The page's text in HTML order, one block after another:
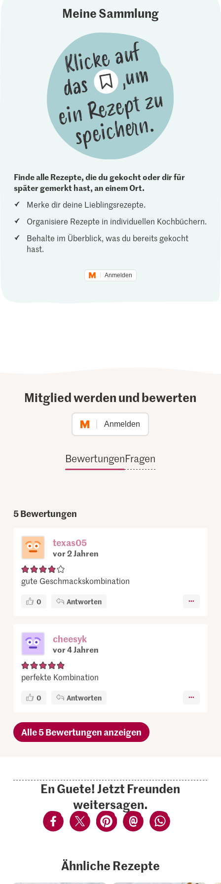
Meine Sammlung
Finde alle Rezepte, die du gekocht oder dir für
später gemerkt hast, an einem Ort.
Merke dir deine Lieblingsrezepte.
Organisiere Rezepte in individuellen Kochbüchern.
Behalte im Überblick, was du bereits gekocht
hast.
Anmelden
Mitglied werden und bewerten
Anmelden
BewertungenFragen
5Bewertungen
texas05
vor 2 Jahren
gute Geschmackskombination
0 Antworten
cheesyk
vor 4 Jahren
perfekte Kombination
0 Antworten
Alle 5 Bewertungen anzeigen
En Guete! Jetzt Freunden
weitersagen.
Ähnliche Rezepte